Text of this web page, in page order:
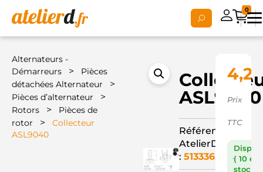
0
Alternateurs -
Démarreurs
>
Pièces
détachées Alternateur
>
Pièces d’alternateur >
Rotors >
Pièces de
rotor
>
Collecteur
ASL9040
ASL9040
Référence
AtelierD
:513336
4,28
Prix
TTC
( 10 en
stock )